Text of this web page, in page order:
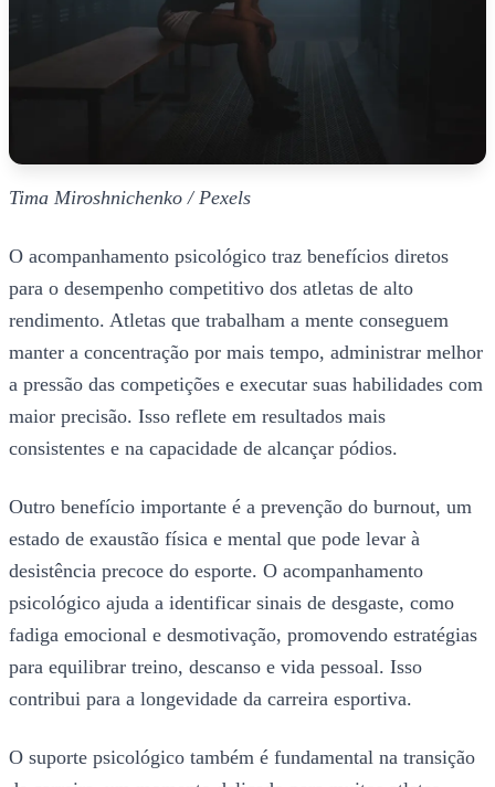
Tima Miroshnichenko / Pexels
O acompanhamento psicológico traz benefícios diretos
para o desempenho competitivo dos atletas de alto
rendimento. Atletas que trabalham a mente conseguem
manter a concentração por mais tempo, administrar melhor
a pressão das competições e executar suas habilidades com
maior precisão. Isso reflete em resultados mais
consistentes e na capacidade de alcançar pódios.
Outro benefício importante é a prevenção do burnout, um
estado de exaustão física e mental que pode levar à
desistência precoce do esporte. O acompanhamento
psicológico ajuda a identificar sinais de desgaste, como
fadiga emocional e desmotivação, promovendo estratégias
para equilibrar treino, descanso e vida pessoal. Isso
contribui para a longevidade da carreira esportiva.
O suporte psicológico também é fundamental na transição